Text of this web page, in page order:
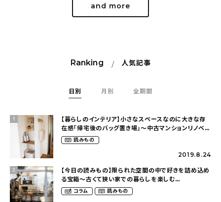
and more
Ranking 人気記事
日別 月別 全期間
1
【暮らしのインテリア】小さなスペースなのに大きな存
在感「帰宅後のバッグ置き場」～中古マンションリノベー
ションで叶えたコダワリの暮らし（cocoyuko___さ
ん）
読みもの
2019.8.24
2
【今日の読みもの】限られた空間の中で好きを詰め込め
る宝箱〜古くて狭い家での暮らしを楽しむ
（2nyan_and_lifestylesさん）
コラム 読みもの